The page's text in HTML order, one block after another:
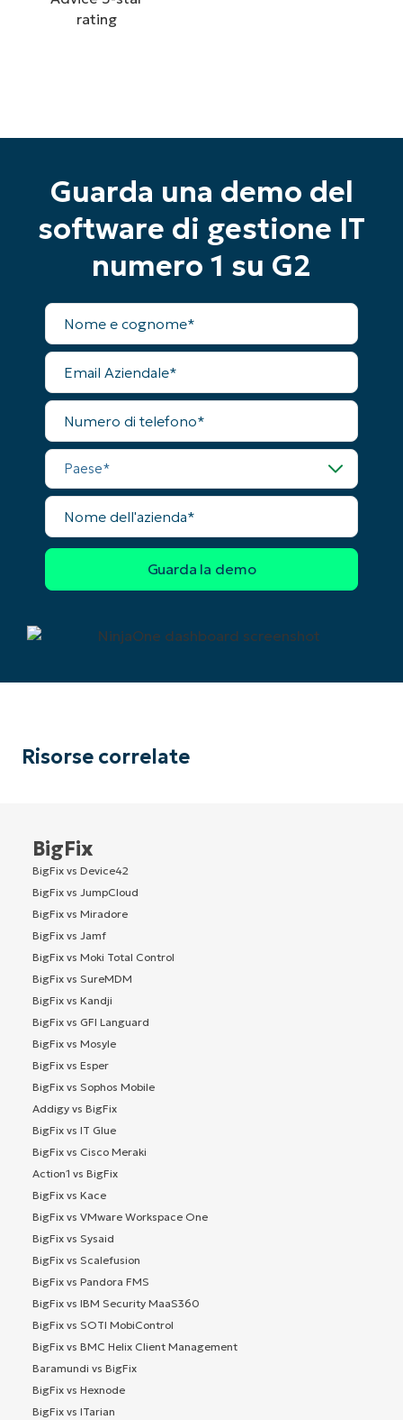
Guarda una demo del
software di gestione IT
numero 1 su G2
Nome
completo
Email
Aziendale
Numero
telefono
Paese
Nome
dell'azienda
Risorse correlate
BigFix
BigFix vs Device42
BigFix vs JumpCloud
BigFix vs Miradore
BigFix vs Jamf
BigFix vs Moki Total Control
BigFix vs SureMDM
BigFix vs Kandji
BigFix vs GFI Languard
BigFix vs Mosyle
BigFix vs Esper
BigFix vs Sophos Mobile
Addigy vs BigFix
BigFix vs IT Glue
BigFix vs Cisco Meraki
Action1 vs BigFix
BigFix vs Kace
BigFix vs VMware Workspace One
BigFix vs Sysaid
BigFix vs Scalefusion
BigFix vs Pandora FMS
BigFix vs IBM Security MaaS360
BigFix vs SOTI MobiControl
BigFix vs BMC Helix Client Management
Baramundi vs BigFix
BigFix vs Hexnode
BigFix vs ITarian
Inizia la tua prova di 14 giorni
Nessuna carta di credito richiesta, accesso
completo a tutte le funzionalità
last
name*
Business
email*
Phone
number*
Paese
Company
name*